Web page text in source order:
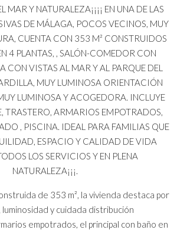
MAR Y NATURALEZA¡¡¡¡ EN UNA DE LAS
DE MÁLAGA, POCOS VECINOS, MUY
CUENTA CON 353 M² CONSTRUIDOS
4 PLANTAS, , SALÓN-COMEDOR CON
CON VISTAS AL MAR Y AL PARQUE DEL
MUY LUMINOSA ORIENTACIÓN
LUMINOSA Y ACOGEDORA. INCLUYE
TRASTERO, ARMARIOS EMPOTRADOS,
, PISCINA. IDEAL PARA FAMILIAS QUE
ESPACIO Y CALIDAD DE VIDA
LOS SERVICIOS Y EN PLENA
NATURALEZA¡¡¡.
de 353 m², la vivienda destaca por
luminosidad y cuidada distribución
empotrados, el principal con baño en